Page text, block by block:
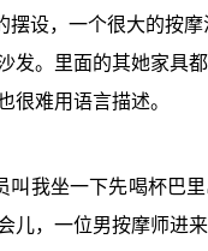
设，一个很大的按摩
发。里面的其她家具
很难用语言描述。
我坐一下先喝杯巴里
儿，一位男按摩师进